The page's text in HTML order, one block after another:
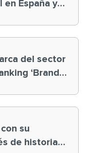
en España y
del sector
‘Brand
su
de historias